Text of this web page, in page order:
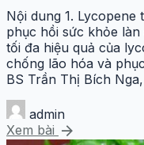
Nội dung 1.
phục hồi sức khỏe
tối đa hiệu quả của
chống lão hóa và
BS Trần Thị Bích
admin
Xem bài arrow_forward